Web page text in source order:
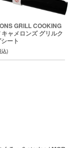
GRILL COOKING
ャメロンズ グリルク
ート
込)